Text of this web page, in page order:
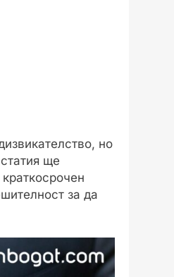
но
ще
за да